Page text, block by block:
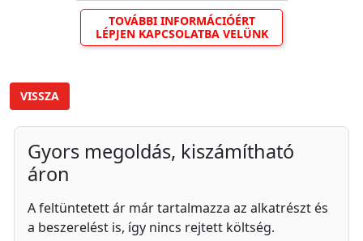
TOVÁBBI INFORMÁCIÓÉRT
LÉPJEN KAPCSOLATBA VELÜNK
VISSZA
Gyors megoldás, kiszámítható
áron
A feltüntetett ár már tartalmazza az alkatrészt és
a beszerelést is, így nincs rejtett költség.